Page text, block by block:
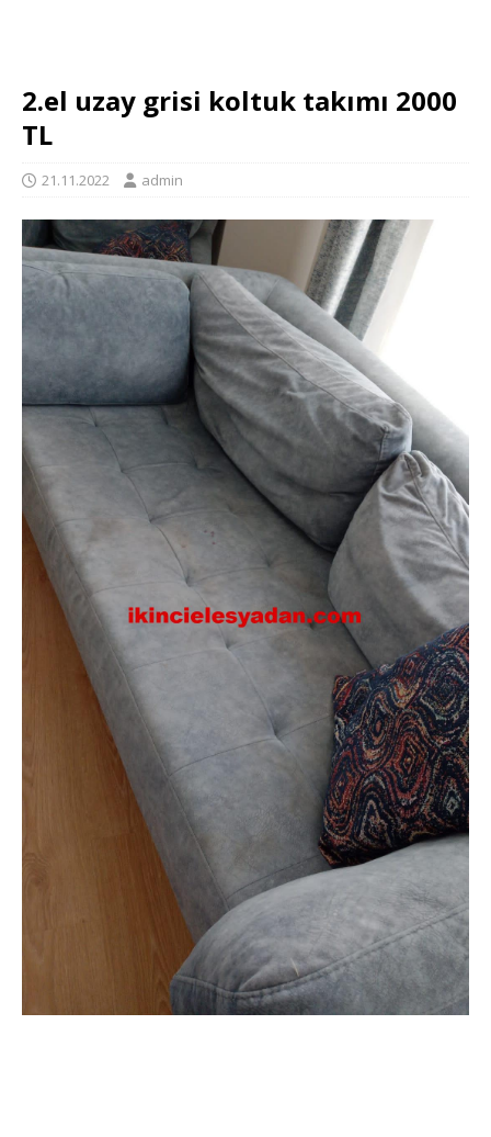
2.el uzay grisi koltuk takımı 2000
TL
21.11.2022 admin